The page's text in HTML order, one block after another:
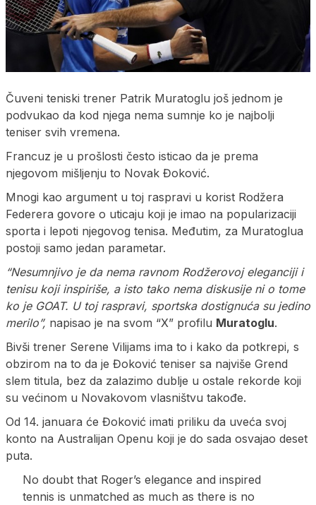
Čuveni teniski trener Patrik Muratoglu još jednom je
podvukao da kod njega nema sumnje ko je najbolji
teniser svih vremena.
Francuz je u prošlosti često isticao da je prema
njegovom mišljenju to Novak Đoković.
Mnogi kao argument u toj raspravi u korist Rodžera
Federera govore o uticaju koji je imao na popularizaciji
sporta i lepoti njegovog tenisa. Međutim, za Muratoglua
postoji samo jedan parametar.
“Nesumnjivo je da nema ravnom Rodžerovoj eleganciji i
tenisu koji inspiriše, a isto tako nema diskusije ni o tome
ko je GOAT. U toj raspravi, sportska dostignuća su jedino
merilo”, napisao je na svom “X” profilu Muratoglu.
Bivši trener Serene Vilijams ima to i kako da potkrepi, s
obzirom na to da je Đoković teniser sa najviše Grend
slem titula, bez da zalazimo dublje u ostale rekorde koji
su većinom u Novakovom vlasništvu takođe.
Od 14. januara će Đoković imati priliku da uveća svoj
konto na Australijan Openu koji je do sada osvajao deset
puta.
No doubt that Roger’s elegance and inspired
tennis is unmatched as much as there is no